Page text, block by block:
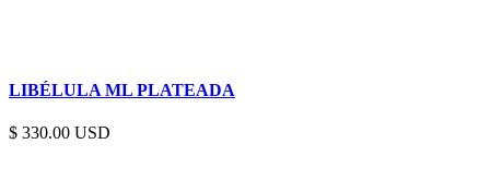
LIBÉLULA ML PLATEADA
$ 330.00